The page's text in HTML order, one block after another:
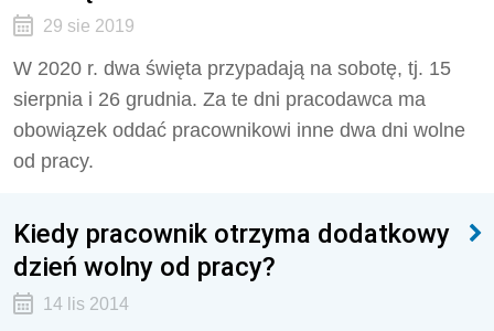
29 sie 2019
W 2020 r. dwa święta przypadają na sobotę, tj. 15
sierpnia i 26 grudnia. Za te dni pracodawca ma
obowiązek oddać pracownikowi inne dwa dni wolne
od pracy.
Kiedy pracownik otrzyma dodatkowy
dzień wolny od pracy?
14 lis 2014